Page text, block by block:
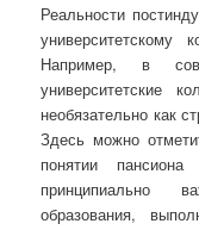
Реальности
Например, в
университетские
необязательно как
Здесь можно
понятии
принципиально
образования,